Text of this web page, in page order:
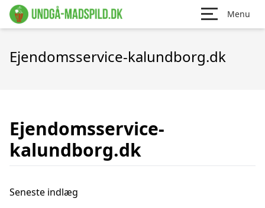
Menu
Ejendomsservice-kalundborg.dk
Ejendomsservice-
kalundborg.dk
Seneste indlæg